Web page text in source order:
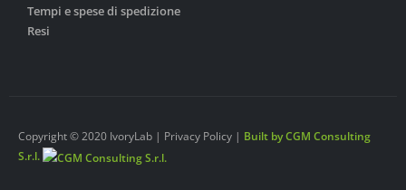
Tempi e spese di spedizione
Resi
Copyright © 2020 IvoryLab | Privacy Policy | Built by CGM Consulting
S.r.l.